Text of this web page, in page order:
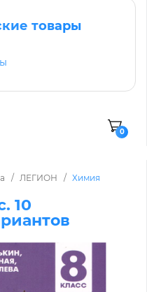
товары
0
ЛЕГИОН Химия
10